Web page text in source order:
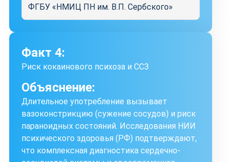
ФГБУ «НМИЦ ПН им. В.П. Сербского»
Факт 4:
Риск кокаинового психоза и ССЗ
Объяснение:
Длительное употребление вызывает
вазоконстрикцию (сужение сосудов) и риск
параноидных состояний. Исследования НИИ
психического здоровья (РФ) подтверждают,
что комплексная диагностика сердечно-